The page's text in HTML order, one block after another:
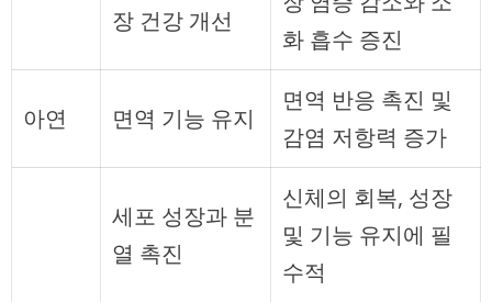
장 건강 개선
화 흡수 증진
아연 면역 기능 유지
면역 반응 촉진 및
감염 저항력 증가
세포 성장과 분
열 촉진
신체의 회복, 성장
및 기능 유지에 필
수적